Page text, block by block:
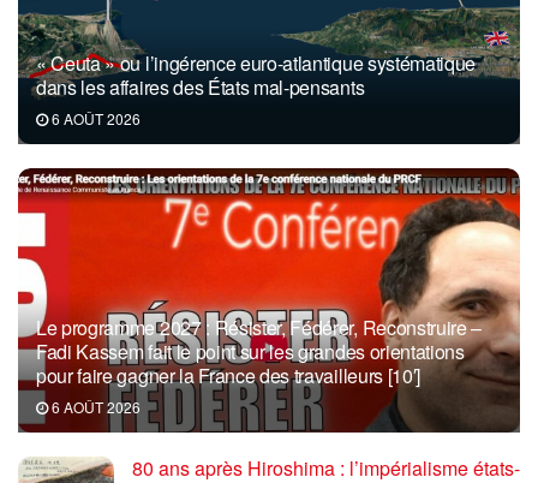
« Ceuta » ou l’ingérence euro-atlantique systématique
dans les affaires des États mal-pensants
6 AOÛT 2026
Le programme 2027 : Résister, Fédérer, Reconstruire –
Fadi Kassem fait le point sur les grandes orientations
pour faire gagner la France des travailleurs [10′]
6 AOÛT 2026
80 ans après Hiroshima : l’impérialisme états-